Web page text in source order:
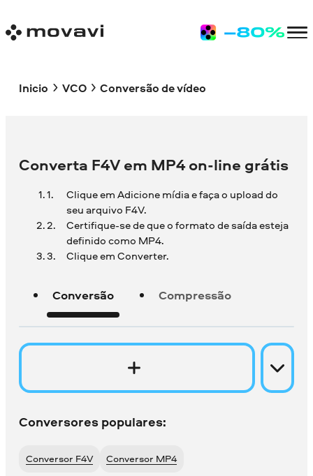
Inicio VCO Conversão de vídeo
Converta F4V em MP4 on-line grátis
Clique em Adicione mídia e faça o upload do
seu arquivo F4V.
Certifique-se de que o formato de saída esteja
definido como MP4.
Clique em Converter.
Conversão Compressão
Conversores populares:
Conversor F4V Conversor MP4